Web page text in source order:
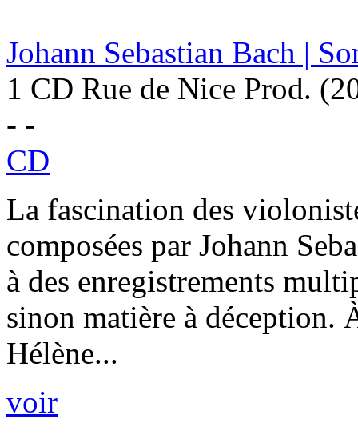
Johann Sebastian Bach |
1 CD Rue de Nice Prod.
- -
CD
La fascination des
composées par Johann
à des enregistrements
sinon matière à déception.
Hélène...
voir